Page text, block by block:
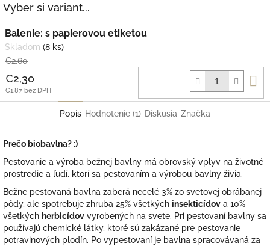
Vyber si variant...
Balenie: s papierovou etiketou
Skladom (8 ks)
€2,60
€2,30
€1,87 bez DPH
Popis Hodnotenie (1) Diskusia Značka
Prečo biobavlna? :)
Pestovanie a výroba bežnej bavlny má obrovský vplyv na životné
prostredie a ľudí, ktorí sa pestovaním a výrobou bavlny živia.
Bežne pestovaná bavlna zaberá necelé 3% zo svetovej obrábanej
pôdy, ale spotrebuje zhruba 25% všetkých insekticídov a 10%
všetkých herbicídov vyrobených na svete. Pri pestovaní bavlny sa
používajú chemické látky, ktoré sú zakázané pre pestovanie
potravinových plodín. Po vypestovaní je bavlna spracovávaná za